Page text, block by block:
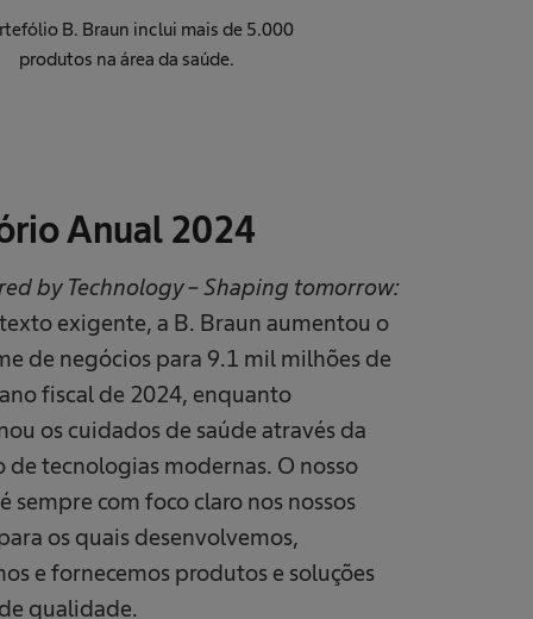
B. Braun inclui mais de 5.000
produtos na área da saúde.
Anual 2024
by Technology – Shaping tomorrow:
exigente, a B. Braun aumentou o
de negócios para 9.1 mil milhões de
fiscal de 2024, enquanto
os cuidados de saúde através da
de tecnologias modernas. O nosso
sempre com foco claro nos nossos
os quais desenvolvemos,
e fornecemos produtos e soluções
qualidade.